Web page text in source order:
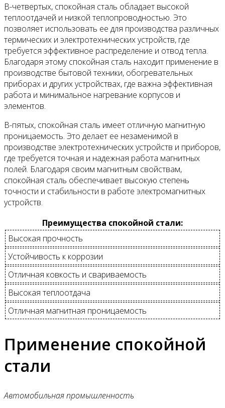
В-четвертых, спокойная сталь обладает высокой
теплоотдачей и низкой теплопроводностью. Это
позволяет использовать ее для производства различных
термических и электротехнических устройств, где
требуется эффективное распределение и отвод тепла.
Благодаря этому спокойная сталь находит применение в
производстве бытовой техники, обогревательных
приборах и других устройствах, где важна эффективная
работа и минимальное нагревание корпусов и
элементов.
В-пятых, спокойная сталь имеет отличную магнитную
проницаемость. Это делает ее незаменимой в
производстве электротехнических устройств и приборов,
где требуется точная и надежная работа магнитных
полей. Благодаря своим магнитным свойствам,
спокойная сталь обеспечивает высокую степень
точности и стабильности в работе электромагнитных
устройств.
Преимущества спокойной стали:
Высокая прочность
Устойчивость к коррозии
Отличная ковкость и свариваемость
Высокая теплоотдача
Отличная магнитная проницаемость
Применение спокойной
стали
Автомобильная промышленность